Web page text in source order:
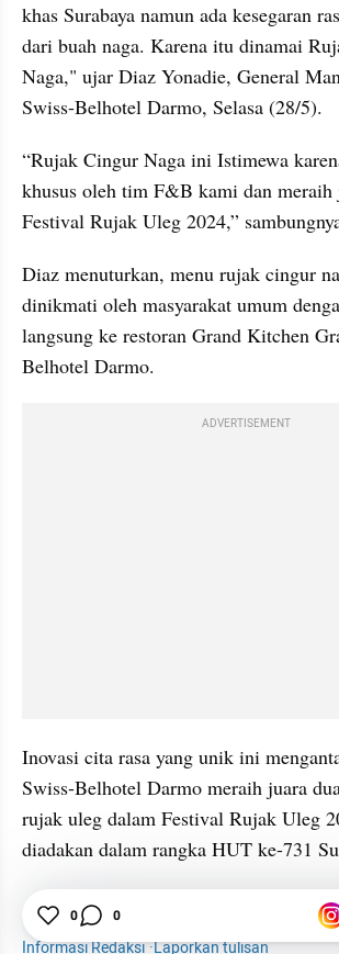
khas Surabaya namun ada kesegaran
dari buah naga. Karena itu dinamai
Naga," ujar Diaz Yonadie, General
Swiss-Belhotel Darmo, Selasa (28/5).
“Rujak Cingur Naga ini Istimewa
khusus oleh tim F&B kami dan meraih
Festival Rujak Uleg 2024,”
Diaz menuturkan, menu rujak cingur
dinikmati oleh masyarakat umum
langsung ke restoran Grand Kitchen
Belhotel Darmo.
ADVERTISEMENT
Inovasi cita rasa yang unik ini
Swiss-Belhotel Darmo meraih juara
rujak uleg dalam Festival Rujak Uleg
diadakan dalam rangka HUT ke-731
Hotel Kuliner Surabaya Surabaya
Informasi Redaksi·Laporkan tulisan
0 0